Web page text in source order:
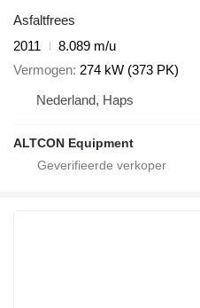
Asfaltfrees
2011
8.089 m/u
Vermogen 274 kW (373 PK)
Nederland, Haps
ALTCON Equipment